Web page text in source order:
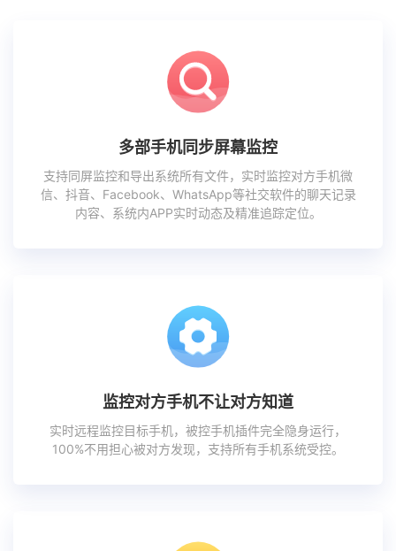
多部手机同步屏幕监控
支持同屏监控和导出系统所有文件，实时监控对方手机微
信、抖音、Facebook、WhatsApp等社交软件的聊天记录
内容、系统内APP实时动态及精准追踪定位。
监控对方手机不让对方知道
实时远程监控目标手机，被控手机插件完全隐身运行，
100%不用担心被对方发现，支持所有手机系统受控。